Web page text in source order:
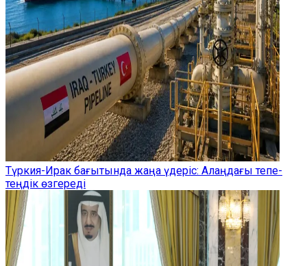
Түркия-Ирак бағытында жаңа үдеріс: Алаңдағы тепе-
теңдік өзгереді